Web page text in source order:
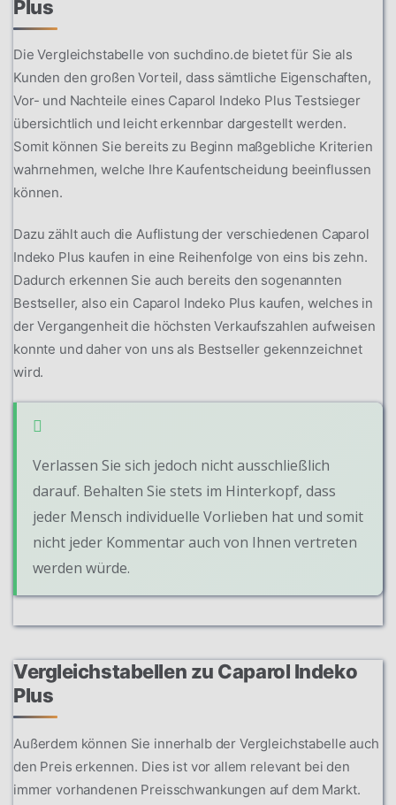
Plus
Die Vergleichstabelle von suchdino.de bietet für Sie als
Kunden den großen Vorteil, dass sämtliche Eigenschaften,
Vor- und Nachteile eines Caparol Indeko Plus Testsieger
übersichtlich und leicht erkennbar dargestellt werden.
Somit können Sie bereits zu Beginn maßgebliche Kriterien
wahrnehmen, welche Ihre Kaufentscheidung beeinflussen
können.
Dazu zählt auch die Auflistung der verschiedenen Caparol
Indeko Plus kaufen in eine Reihenfolge von eins bis zehn.
Dadurch erkennen Sie auch bereits den sogenannten
Bestseller, also ein Caparol Indeko Plus kaufen, welches in
der Vergangenheit die höchsten Verkaufszahlen aufweisen
konnte und daher von uns als Bestseller gekennzeichnet
wird.
Verlassen Sie sich jedoch nicht ausschließlich
darauf. Behalten Sie stets im Hinterkopf, dass
jeder Mensch individuelle Vorlieben hat und somit
nicht jeder Kommentar auch von Ihnen vertreten
werden würde.
Vergleichstabellen zu Caparol Indeko
Plus
Außerdem können Sie innerhalb der Vergleichstabelle auch
den Preis erkennen. Dies ist vor allem relevant bei den
immer vorhandenen Preisschwankungen auf dem Markt.